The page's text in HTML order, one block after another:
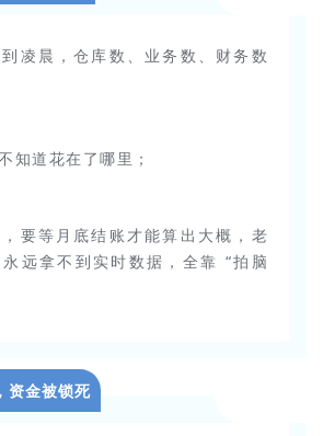
凌晨，仓库数、业务数、财务数
知道花在了哪里；
要等月底结账才能算出大概，老
远拿不到实时数据，全靠 “拍脑
资金被锁死